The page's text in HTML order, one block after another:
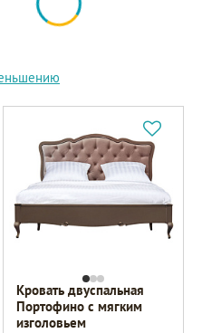
Кровать двуспальная
Портофино с мягким
изголовьем